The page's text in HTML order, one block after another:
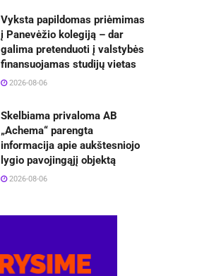
Vyksta papildomas priėmimas
į Panevėžio kolegiją – dar
galima pretenduoti į valstybės
finansuojamas studijų vietas
2026-08-06
Skelbiama privaloma AB
„Achema“ parengta
informacija apie aukštesniojo
lygio pavojingąjį objektą
2026-08-06